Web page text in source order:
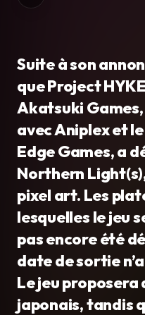
Suite à son
que Project
Akatsuki
avec Aniplex et
Edge Games, a
Northern
pixel art. Les
lesquelles le jeu
pas encore été
date de sortie
Le jeu proposera
japonais, tandis